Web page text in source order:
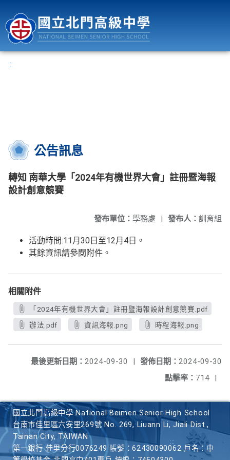
:::
公告訊息
轉知 南華大學「2024年有機世界大會」註冊暨海報
設計創意競賽
發布人： 訓育組
發布單位： 學務處 |
活動時間:11月30日至12月4日。
其餘資訊請參閱附件。
相關附件
「2024年有機世界大會」註冊暨海報設計創意競賽.pdf
辦法.pdf
資訊海報.png 時程海報.png
發佈日期： 2024-09-30
最後更新日期： 2024-09-30
|
點擊率： 714 |
國立北門高級中學 National Beimen Senior High School
台南市佳里區六安里269號 No. 269, Liuann Li, Jiali Dist.,
Tainan City, TAIWAN
第一銀行 佳里分行0076249 帳號：62430090062 戶名：中